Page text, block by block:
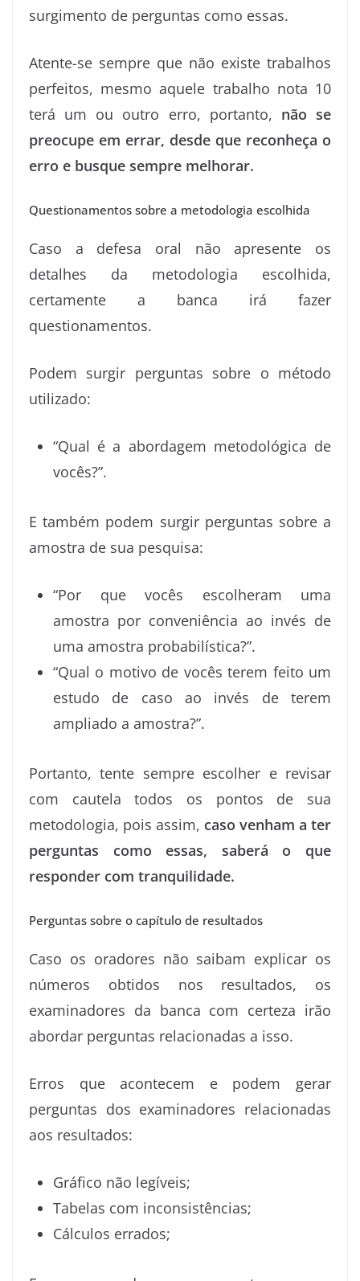
surgimento de perguntas como essas.
Atente-se sempre que não existe trabalhos
perfeitos, mesmo aquele trabalho nota 10
terá um ou outro erro, portanto, não se
preocupe em errar, desde que reconheça o
erro e busque sempre melhorar.
Questionamentos sobre a metodologia escolhida
Caso a defesa oral não apresente os
detalhes da metodologia escolhida,
certamente a banca irá fazer
questionamentos.
Podem surgir perguntas sobre o método
utilizado:
“Qual é a abordagem metodológica de
vocês?”.
E também podem surgir perguntas sobre a
amostra de sua pesquisa:
“Por que vocês escolheram uma
amostra por conveniência ao invés de
uma amostra probabilística?”.
“Qual o motivo de vocês terem feito um
estudo de caso ao invés de terem
ampliado a amostra?”.
Portanto, tente sempre escolher e revisar
com cautela todos os pontos de sua
metodologia, pois assim, caso venham a ter
perguntas como essas, saberá o que
responder com tranquilidade.
Perguntas sobre o capítulo de resultados
Caso os oradores não saibam explicar os
números obtidos nos resultados, os
examinadores da banca com certeza irão
abordar perguntas relacionadas a isso.
Erros que acontecem e podem gerar
perguntas dos examinadores relacionadas
aos resultados:
Gráfico não legíveis;
Tabelas com inconsistências;
Cálculos errados;